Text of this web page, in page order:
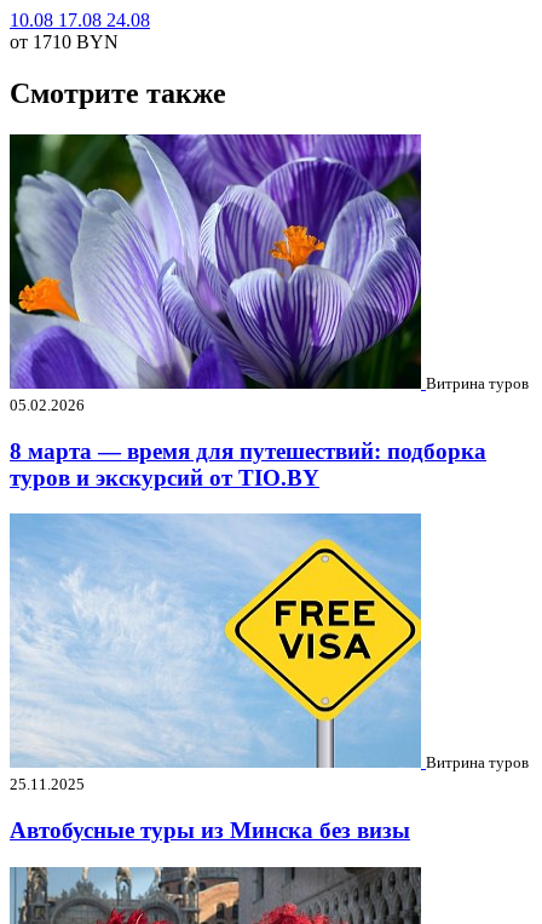
10.08 17.08 24.08
от 1710 BYN
Смотрите также
Витрина туров
05.02.2026
8 марта — время для путешествий: подборка
туров и экскурсий от TIO.BY
Витрина туров
25.11.2025
Автобусные туры из Минска без визы